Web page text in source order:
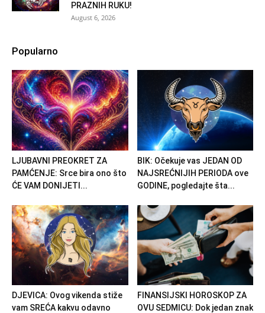
PRAZNIH RUKU!
August 6, 2026
Popularno
LJUBAVNI PREOKRET ZA
PAMĆENJE: Srce bira ono što
ĆE VAM DONIJETI...
BIK: Očekuje vas JEDAN OD
NAJSREĆNIJIH PERIODA ove
GODINE, pogledajte šta...
DJEVICA: Ovog vikenda stiže
vam SREĆA kakvu odavno
FINANSIJSKI HOROSKOP ZA
OVU SEDMICU: Dok jedan znak